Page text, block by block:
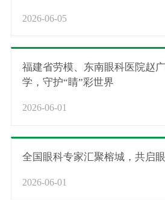
2026-06-05
福建省劳模、东南眼科医院赵
学，守护“睛”彩世界
2026-06-01
全国眼科专家汇聚榕城，共启
2026-06-01